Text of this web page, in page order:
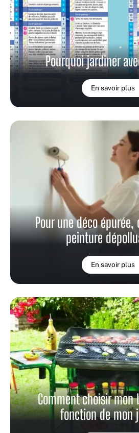
Pourquoi jardiner
En savoir plus
Pour une déco épurée,
peinture
En savoir plus
Comment choisir mon
fonction de mon